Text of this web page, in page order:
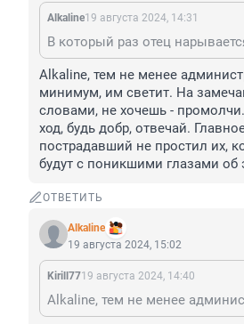
Alkaline19 августа 2024, 14:31
Alkaline, тем не менее
минимум, им светит. На
словами, не хочешь -
ход, будь добр, отвечай.
пострадавший не простил их,
будут с поникшими глазами об
ОТВЕТИТЬ
Alkaline
19 августа 2024, 15:02
Kirill7719 августа 2024, 14:40